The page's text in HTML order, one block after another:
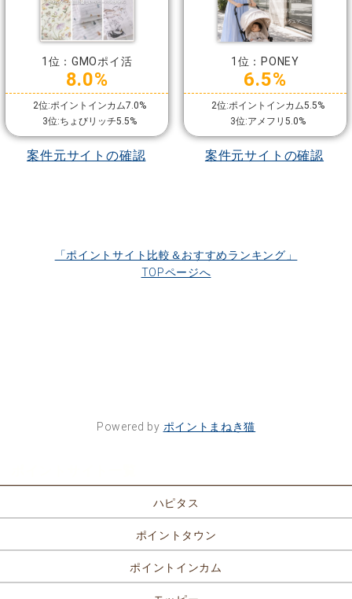
1位：GMOポイ活
8.0%
2位:ポイントインカム7.0%
3位:ちょびリッチ5.5%
案件元サイトの確認
1位：PONEY
6.5%
2位:ポイントインカム5.5%
3位:アメフリ5.0%
案件元サイトの確認
「ポイントサイト比較＆おすすめランキング」
TOPページへ
Powered by ポイントまねき猫
ハピタス
ポイントタウン
ポイントインカム